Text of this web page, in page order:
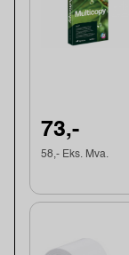
73,-
58,- Eks. Mva.